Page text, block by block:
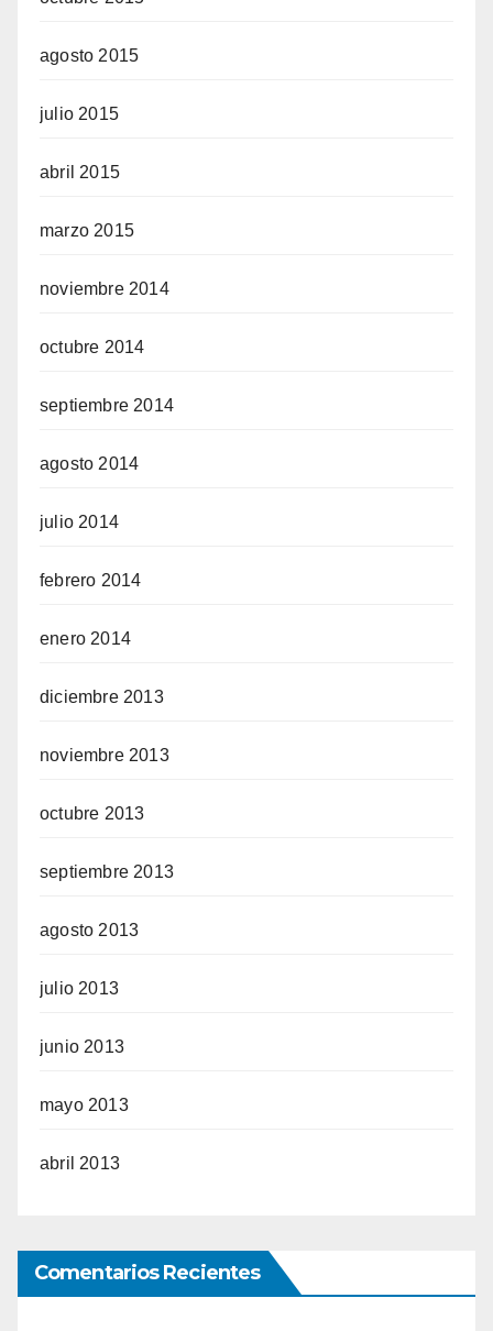
agosto 2015
julio 2015
abril 2015
marzo 2015
noviembre 2014
octubre 2014
septiembre 2014
agosto 2014
julio 2014
febrero 2014
enero 2014
diciembre 2013
noviembre 2013
octubre 2013
septiembre 2013
agosto 2013
julio 2013
junio 2013
mayo 2013
abril 2013
Comentarios Recientes